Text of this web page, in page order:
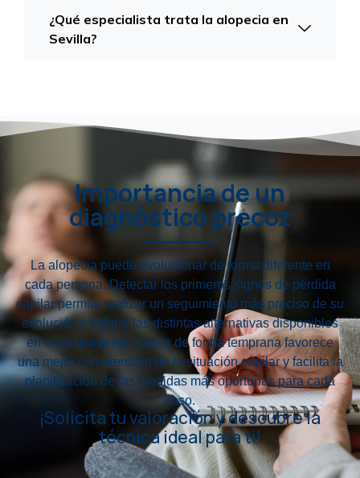
¿Qué especialista trata la alopecia en
Sevilla?
Importancia de un
diagnóstico precoz
La alopecia puede evolucionar de forma diferente en
cada persona. Detectar los primeros signos de pérdida
capilar permite realizar un seguimiento más preciso de su
evolución y valorar las distintas alternativas disponibles
en cada momento. Actuar de forma temprana favorece
una mejor comprensión de la situación capilar y facilita la
planificación de las medidas más oportunas para cada
caso.
¡Solicita tu valoración y descubre la
técnica ideal para ti!